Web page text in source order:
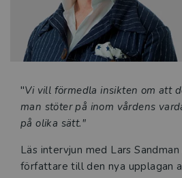
omvårdnad och vårdvetenskap
relevant för studenter inom
fysioterapi, arbetsterapi och på
"Vi vill förmedla insikten om att
man stöter på inom vårdens
på olika sätt."
Läs intervjun med Lars
författare till den nya upplagan